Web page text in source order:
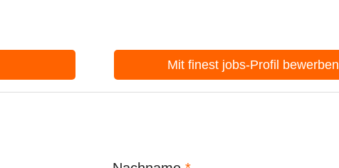
Mit finest jobs-Profil bewerben